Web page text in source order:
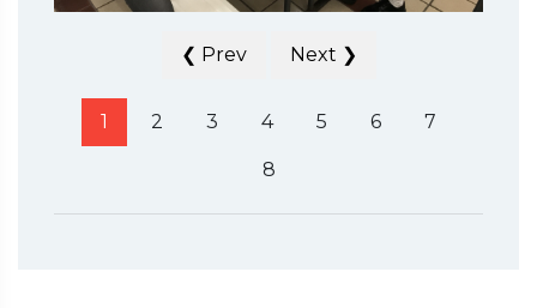
❮ Prev Next ❯
1 2 3 4 5 6 7
8